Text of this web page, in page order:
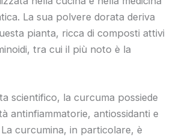
La sua polvere dorata deriva
pianta, ricca di composti attivi
tra cui il più noto è la
scientifico, la curcuma possiede
antinfiammatorie, antiossidanti e
curcumina, in particolare, è